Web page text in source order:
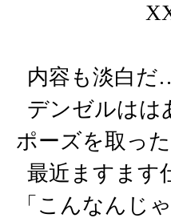
XX-
内容も淡白だ
デンゼルはは
ポーズを取った
最近ますます
「こんなんじ